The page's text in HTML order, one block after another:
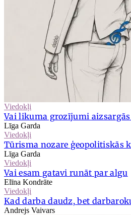
Viedokļi
Vai likuma grozījumi
Līga Garda
Viedokļi
Tūrisma nozare ģeopolitiskās
Līga Garda
Viedokļi
Vai esam gatavi runāt par algu
Elīna Kondrāte
Viedokļi
Kad darba daudz, bet
Andrejs Vaivars